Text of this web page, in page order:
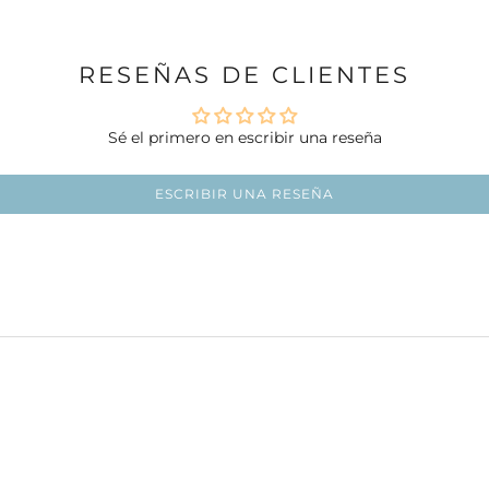
RESEÑAS DE CLIENTES
Sé el primero en escribir una reseña
ESCRIBIR UNA RESEÑA